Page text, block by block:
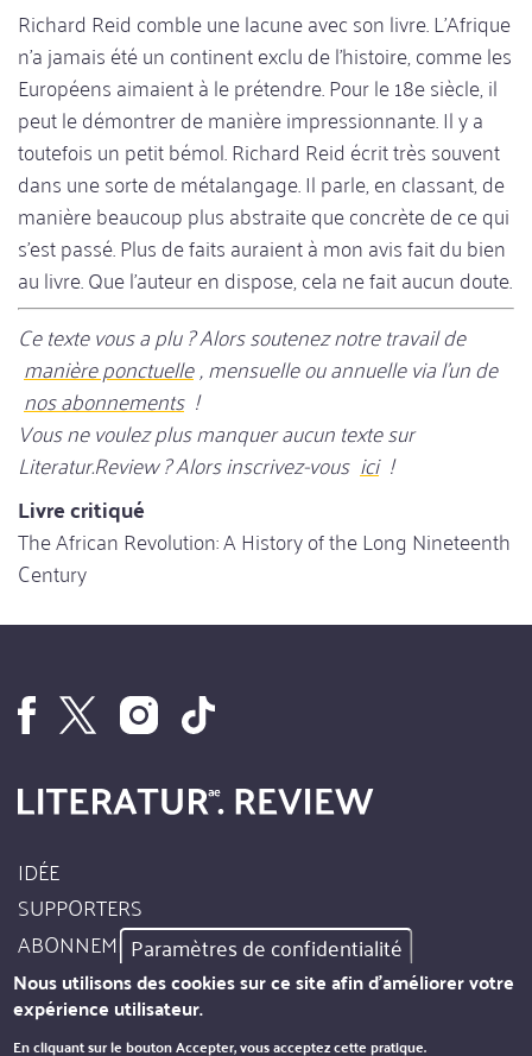
Richard Reid comble une lacune avec son livre. L'Afrique
n'a jamais été un continent exclu de l'histoire, comme les
Européens aimaient à le prétendre. Pour le 18e siècle, il
peut le démontrer de manière impressionnante. Il y a
toutefois un petit bémol. Richard Reid écrit très souvent
dans une sorte de métalangage. Il parle, en classant, de
manière beaucoup plus abstraite que concrète de ce qui
s'est passé. Plus de faits auraient à mon avis fait du bien
au livre. Que l'auteur en dispose, cela ne fait aucun doute.
Ce texte vous a plu ? Alors soutenez notre travail de
manière ponctuelle, mensuelle ou annuelle via l’un de
nos abonnements !
Vous ne voulez plus manquer aucun texte sur
Literatur.Review ? Alors inscrivez-vous ici !
Livre critiqué
The African Revolution: A History of the Long Nineteenth
Century
Footer
Site
Info
IDÉE
SUPPORTERS
ABONNEMENT
AUTEURS
MENTIONS LÉGALES
Paramètres de confidentialité
Nous utilisons des cookies sur ce site afin d'améliorer votre
expérience utilisateur.
En cliquant sur le bouton Accepter, vous acceptez cette pratique.